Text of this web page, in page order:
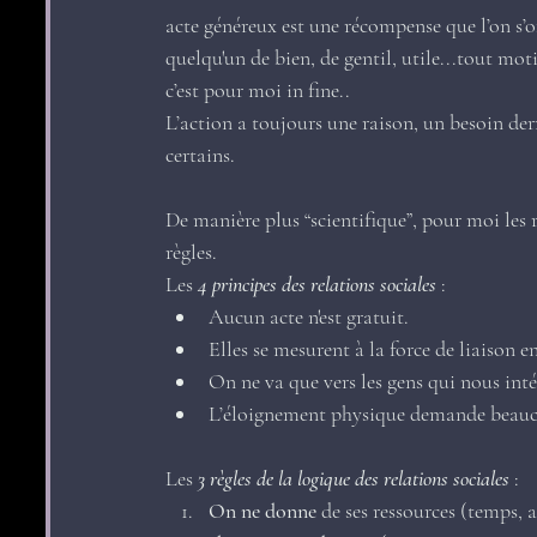
acte généreux est une récompense que
quelqu'un de bien, de gentil, utile...tout
c’est pour moi in fine..
L’action a toujours une raison, un besoin
certains.
De manière plus “scientifique”, pour moi
règles.
Les 4 principes des relations sociales :
Aucun acte n'est gratuit.
Elles se mesurent à la force de liaison
On ne va que vers les gens qui nous
L’éloignement physique demande
Les 3 règles de la logique des relations sociales :
On ne donne de ses ressources